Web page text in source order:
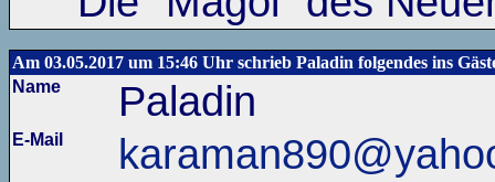
Am 03.05.2017 um 15:46 Uhr schrieb Paladin folgendes ins
Name
Paladin
E-Mail